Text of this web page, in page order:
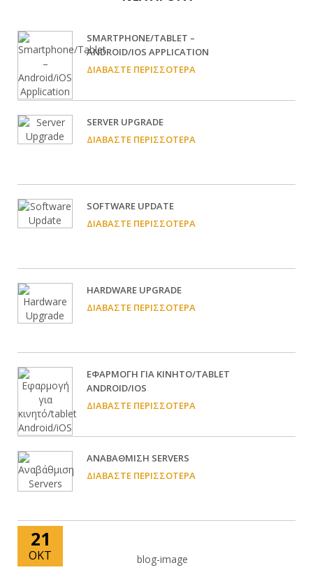
SMARTPHONE/TABLET –
ANDROID/IOS APPLICATION
ΔΙΑΒΆΣΤΕ ΠΕΡΙΣΣΌΤΕΡΑ
SERVER UPGRADE
ΔΙΑΒΆΣΤΕ ΠΕΡΙΣΣΌΤΕΡΑ
SOFTWARE UPDATE
ΔΙΑΒΆΣΤΕ ΠΕΡΙΣΣΌΤΕΡΑ
HARDWARE UPGRADE
ΔΙΑΒΆΣΤΕ ΠΕΡΙΣΣΌΤΕΡΑ
EΦΑΡΜΟΓΉ ΓΙΑ ΚΙΝΗΤΌ/TABLET
ANDROID/IOS
ΔΙΑΒΆΣΤΕ ΠΕΡΙΣΣΌΤΕΡΑ
ΑΝΑΒΆΘΜΙΣΗ SERVERS
ΔΙΑΒΆΣΤΕ ΠΕΡΙΣΣΌΤΕΡΑ
21
ΟΚΤ